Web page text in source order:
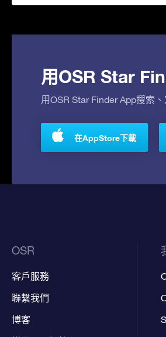
用OSR Star
用OSR Star Finder App搜索
在AppStore下載
OSR
客戶服務
聯繫我們
博客